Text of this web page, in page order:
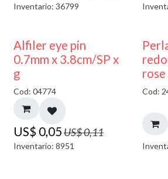
Inventario: 36799
50% DESCUENTO
Alfiler eye pin
0.7mm x 3.8cm/SP x
g
Cod: 04774
US$ 0,05US$0,11
Inventario: 8951
rose
Cod: